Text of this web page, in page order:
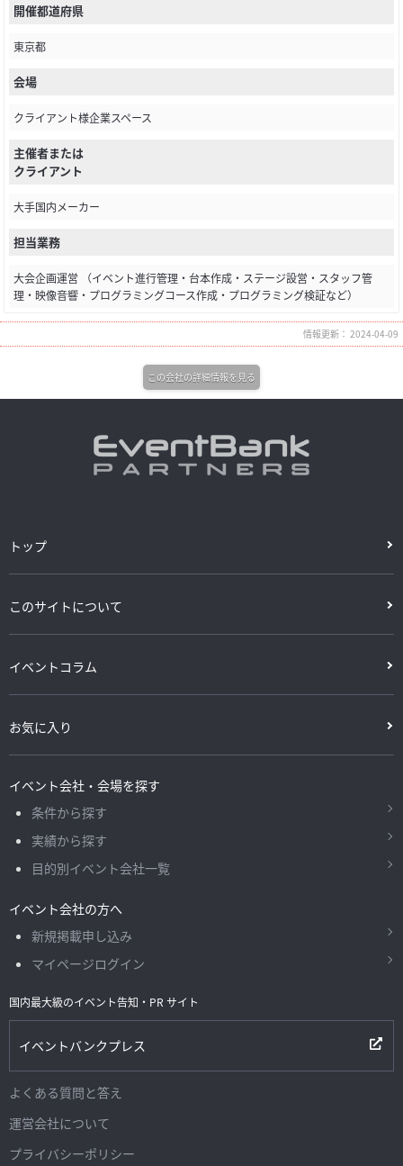
開催都道府県
東京都
会場
クライアント様企業スペース
主催者または
クライアント
大手国内メーカー
担当業務
大会企画運営 （イベント進行管理・台本作成・ステージ設営・スタッフ管
理・映像音響・プログラミングコース作成・プログラミング検証など）
情報更新： 2024-04-09
この会社の詳細情報を見る
トップ
このサイトについて
イベントコラム
お気に入り
イベント会社・会場を探す
条件から探す
実績から探す
目的別イベント会社一覧
イベント会社の方へ
新規掲載申し込み
マイページログイン
国内最大級のイベント告知・PR サイト
イベントバンクプレス
よくある質問と答え
運営会社について
プライバシーポリシー